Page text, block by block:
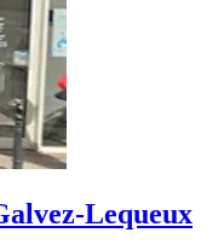
Lequeux